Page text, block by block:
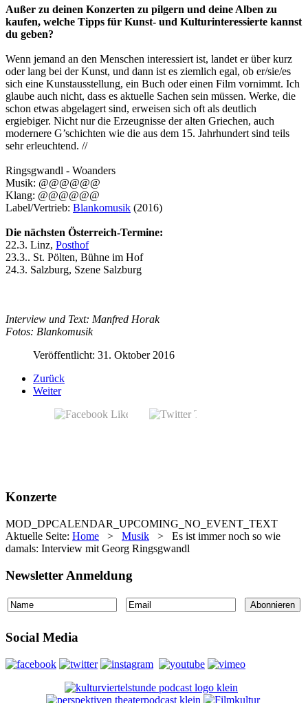
Außer zu deinen Konzerten zu pilgern und deine Alben zu
kaufen, welche Tipps für Kunst- und Kulturinteressierte kannst
du geben?
Wenn jemand an den Menschen interessiert ist, landet er über kurz
oder lang bei der Kunst, und dann ist es ziemlich egal, ob er/sie/es
sich eine Kunstausstellung, ein Buch oder einen Film vornimmt. Ich
glaube auch nicht, dass es aktuelle Sachen sein müssen. Werke, die
schon etwas abgelagert sind, erweisen sich oft als deutlich
ergiebiger. Nicht nur die Erzeugnisse der alten Griechen, auch
modernere G’schichten wie die aus dem 15. Jahrhundert sind teils
sehr erleuchtend. //
Ringsgwandl - Woanders
Musik: @@@@@@
Klang: @@@@@@
Label/Vertrieb: Blankomusik (2016)
Die nächsten Österreich-Termine:
22.3. Linz, Posthof
23.3.. St. Pölten, Bühne im Hof
24.3. Salzburg, Szene Salzburg
Interview und Text: Manfred Horak
Fotos: Blankomusik
Veröffentlicht: 31. Oktober 2016
Zurück
Weiter
Konzerte
MOD_DPCALENDAR_UPCOMING_NO_EVENT_TEXT
Aktuelle Seite: Home > Musik > Es ist immer noch so wie
damals: Interview mit Georg Ringsgwandl
Newsletter Anmeldung
Social Media